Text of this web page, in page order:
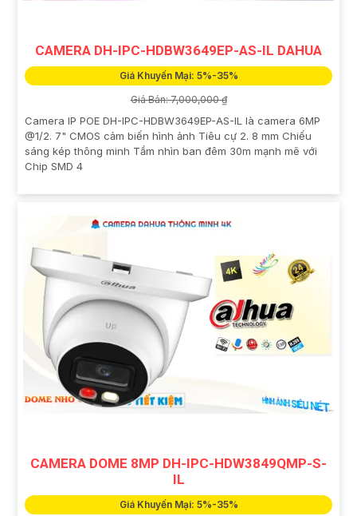
CAMERA DH-IPC-HDBW3649EP-AS-IL DAHUA
Giá Khuyến Mại: 5%-35%
Giá Bán: 7,000,000 ₫
Camera IP POE DH-IPC-HDBW3649EP-AS-IL là camera 6MP
@1/2. 7" CMOS cảm biến hình ảnh Tiêu cự 2. 8 mm Chiếu
sáng kép thông minh Tầm nhìn ban đêm 30m mạnh mẽ với
Chip SMD 4
CAMERA DOME 8MP DH-IPC-HDW3849QMP-S-
IL
Giá Khuyến Mại: 5%-35%